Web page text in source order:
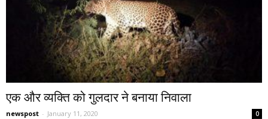
एक और व्यक्ति को गुलदार ने बनाया निवाला
newspost - January 11, 2020 0